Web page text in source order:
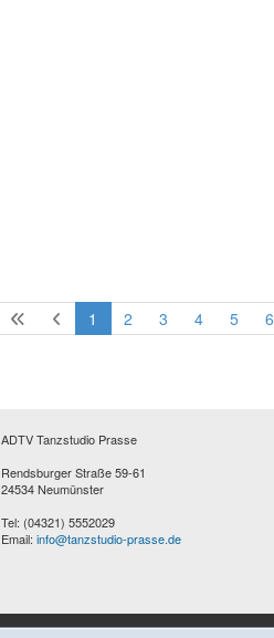
1 2 3 4 5 6
ADTV Tanzstudio Prasse
Rendsburger Straße 59-61
24534 Neumünster
Tel: (04321) 5552029
Email: info@tanzstudio-prasse.de